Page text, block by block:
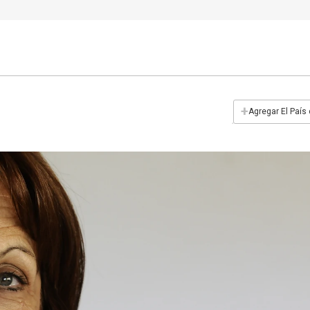
+Agregar El País